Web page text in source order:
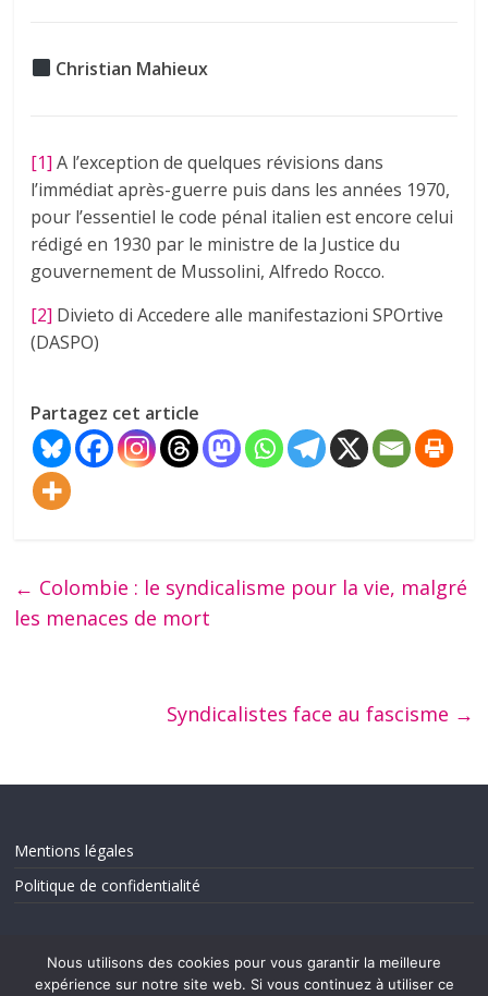
Christian Mahieux
[1] A l’exception de quelques révisions dans
l’immédiat après-guerre puis dans les années 1970,
pour l’essentiel le code pénal italien est encore celui
rédigé en 1930 par le ministre de la Justice du
gouvernement de Mussolini, Alfredo Rocco.
[2] Divieto di Accedere alle manifestazioni SPOrtive
(DASPO)
Partagez cet article
← Colombie : le syndicalisme pour la vie, malgré
les menaces de mort
Syndicalistes face au fascisme →
Mentions légales
Politique de confidentialité
Nous utilisons des cookies pour vous garantir la meilleure
expérience sur notre site web. Si vous continuez à utiliser ce